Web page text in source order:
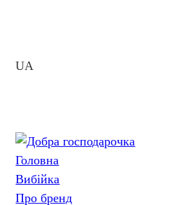
UA
Головна
Вибійка
Про бренд